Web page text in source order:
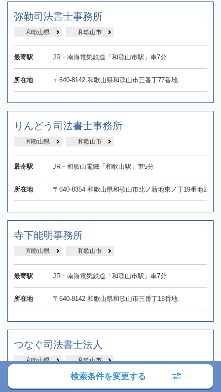
弥勒司法書士事務所
和歌山県 和歌山市
最寄駅 JR・南海電気鉄道「和歌山市駅」車7分
所在地 〒640-8142 和歌山県和歌山市三番丁77番地
りんどう司法書士事務所
和歌山県 和歌山市
最寄駅 JR・和歌山電鐵「和歌山駅」車5分
所在地 〒640-8354 和歌山県和歌山市北ノ新地東ノ丁19番地2
寺下能明事務所
和歌山県 和歌山市
最寄駅 JR・南海電気鉄道「和歌山市駅」車7分
所在地 〒640-8142 和歌山県和歌山市三番丁18番地
つなぐ司法書士法人
和歌山県 和歌山市
検索条件を変更する